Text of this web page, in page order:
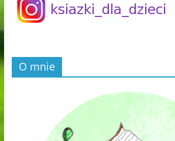
O mnie